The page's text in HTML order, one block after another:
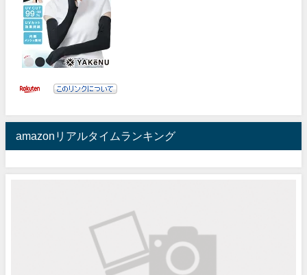
amazonリアルタイムランキング